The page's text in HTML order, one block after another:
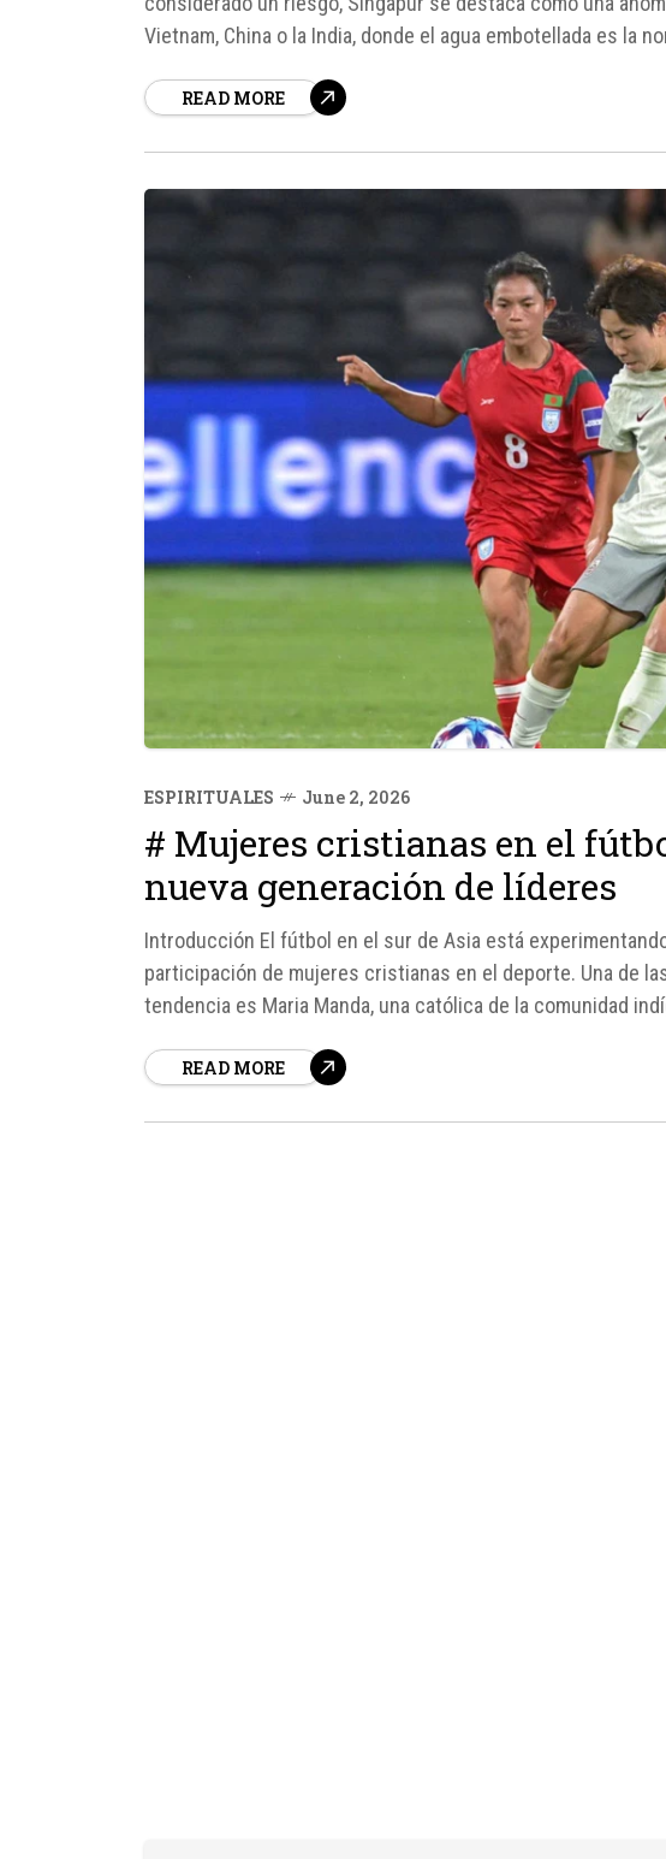
Vietnam, China o la India, donde el agua embotellada es la
READ MORE
ESPIRITUALES June 2, 2026
# Mujeres cristianas en el
nueva generación de líderes
Introducción El fútbol en el sur de Asia está
participación de mujeres cristianas en el deporte. Una de
tendencia es Maria Manda, una católica de la comunidad
READ MORE